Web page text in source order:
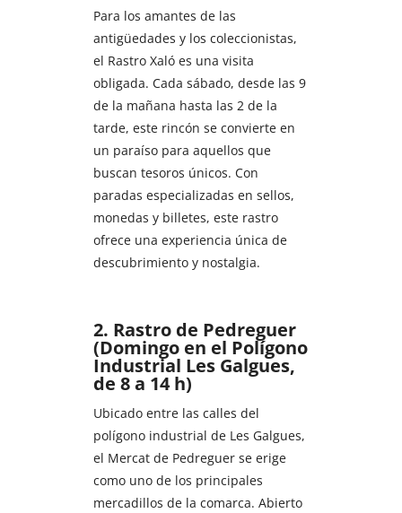
Para los amantes de las
antigüedades y los coleccionistas,
el Rastro Xaló es una visita
obligada. Cada sábado, desde las 9
de la mañana hasta las 2 de la
tarde, este rincón se convierte en
un paraíso para aquellos que
buscan tesoros únicos. Con
paradas especializadas en sellos,
monedas y billetes, este rastro
ofrece una experiencia única de
descubrimiento y nostalgia.
2. Rastro de Pedreguer
(Domingo en el Polígono
Industrial Les Galgues,
de 8 a 14 h)
Ubicado entre las calles del
polígono industrial de Les Galgues,
el Mercat de Pedreguer se erige
como uno de los principales
mercadillos de la comarca. Abierto